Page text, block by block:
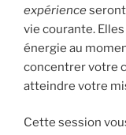
expérience
vie courante.
énergie au
concentrer votre
atteindre votre
Cette session